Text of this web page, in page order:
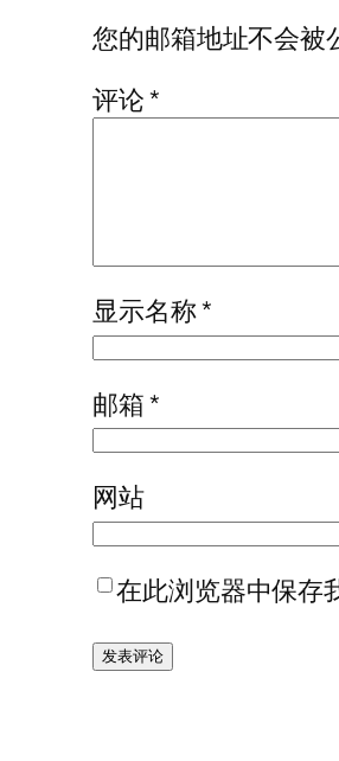
您的邮箱地址不会被
评论*
显示名称*
邮箱*
网站
在此浏览器中保存